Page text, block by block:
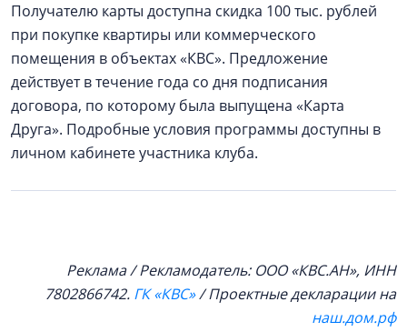
Получателю карты доступна скидка 100 тыс. рублей
при покупке квартиры или коммерческого
помещения в объектах «КВС». Предложение
действует в течение года со дня подписания
договора, по которому была выпущена «Карта
Друга». Подробные условия программы доступны в
личном кабинете участника клуба.
Реклама / Рекламодатель: ООО «КВС.АН», ИНН
7802866742. ГК «КВС»/ Проектные декларации на
наш.дом.рф